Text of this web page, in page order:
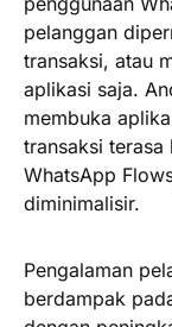
pelanggan
transaksi, atau
aplikasi saja.
membuka
transaksi terasa
WhatsApp
diminimalisir.
Pengalaman
berdampak